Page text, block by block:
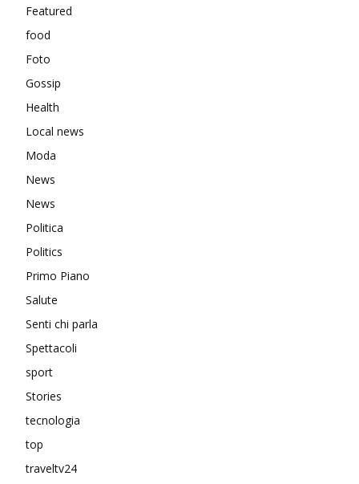
Featured
food
Foto
Gossip
Health
Local news
Moda
News
News
Politica
Politics
Primo Piano
Salute
Senti chi parla
Spettacoli
sport
Stories
tecnologia
top
traveltv24